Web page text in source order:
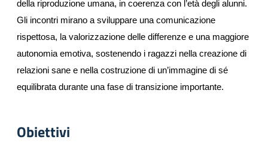
Gli incontri mirano a sviluppare una comunicazione
rispettosa, la valorizzazione delle differenze e una maggiore
autonomia emotiva, sostenendo i ragazzi nella creazione di
relazioni sane e nella costruzione di un’immagine di sé
equilibrata durante una fase di transizione importante.
Obiettivi